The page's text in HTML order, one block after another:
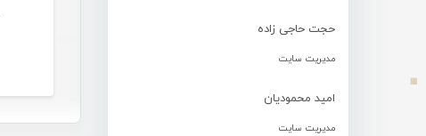
حجت حاجی زاده
مدیریت سایت
امید محمودیان
مدیریت سایت